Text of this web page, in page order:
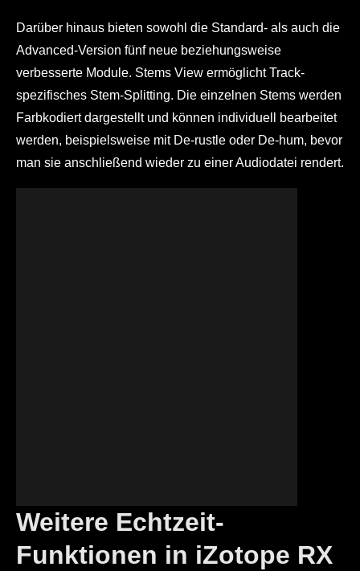
Darüber hinaus bieten sowohl die Standard- als auch die
Advanced-Version fünf neue beziehungsweise
verbesserte Module. Stems View ermöglicht Track-
spezifisches Stem-Splitting. Die einzelnen Stems werden
Farbkodiert dargestellt und können individuell bearbeitet
werden, beispielsweise mit De-rustle oder De-hum, bevor
man sie anschließend wieder zu einer Audiodatei rendert.
Weitere Echtzeit-
Funktionen in iZotope RX